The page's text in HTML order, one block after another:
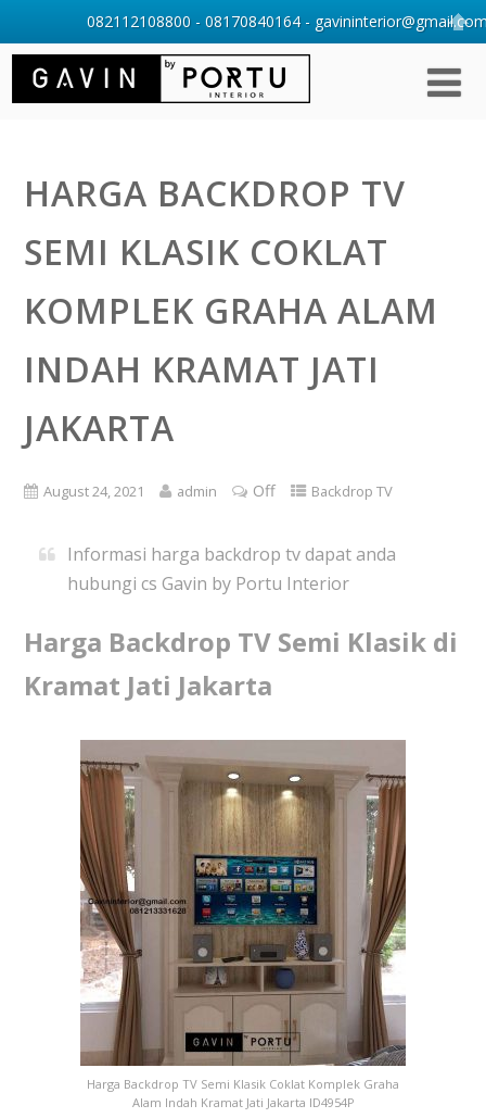
HARGA BACKDROP TV
SEMI KLASIK COKLAT
KOMPLEK GRAHA ALAM
INDAH KRAMAT JATI
JAKARTA
August 24, 2021 admin Off Backdrop TV
Informasi harga backdrop tv dapat anda
hubungi cs Gavin by Portu Interior
Harga Backdrop TV Semi Klasik di
Kramat Jati Jakarta
Harga Backdrop TV Semi Klasik Coklat Komplek Graha
Alam Indah Kramat Jati Jakarta ID4954P
082112108800 - 08170840164 -